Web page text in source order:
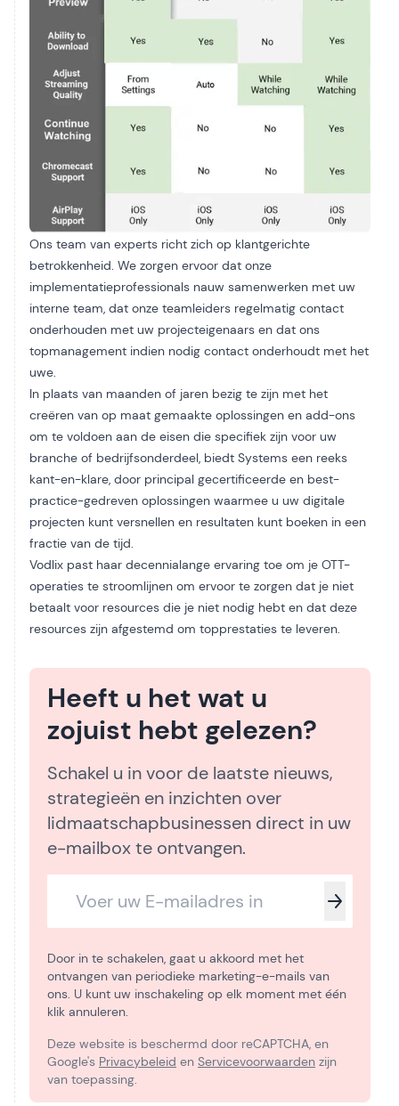
Ons team van experts richt zich op klantgerichte
betrokkenheid. We zorgen ervoor dat onze
implementatieprofessionals nauw samenwerken met uw
interne team, dat onze teamleiders regelmatig contact
onderhouden met uw projecteigenaars en dat ons
topmanagement indien nodig contact onderhoudt met het
uwe.
In plaats van maanden of jaren bezig te zijn met het
creëren van op maat gemaakte oplossingen en add-ons
om te voldoen aan de eisen die specifiek zijn voor uw
branche of bedrijfsonderdeel, biedt Systems een reeks
kant-en-klare, door principal gecertificeerde en best-
practice-gedreven oplossingen waarmee u uw digitale
projecten kunt versnellen en resultaten kunt boeken in een
fractie van de tijd.
Vodlix past haar decennialange ervaring toe om je OTT-
operaties te stroomlijnen om ervoor te zorgen dat je niet
betaalt voor resources die je niet nodig hebt en dat deze
resources zijn afgestemd om topprestaties te leveren.
Heeft u het wat u
zojuist hebt gelezen?
Schakel u in voor de laatste nieuws,
strategieën en inzichten over
lidmaatschapbusinessen direct in uw
e-mailbox te ontvangen.
Door in te schakelen, gaat u akkoord met het
ontvangen van periodieke marketing-e-mails van
ons. U kunt uw inschakeling op elk moment met één
klik annuleren.
Deze website is beschermd door reCAPTCHA, en
Google's Privacybeleid en Servicevoorwaarden zijn
van toepassing.